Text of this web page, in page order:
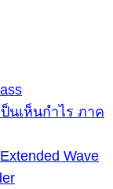
นเห็นกำไร ภาค
Wave